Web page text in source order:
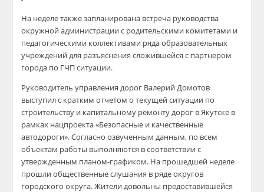
На неделе также запланирована встреча руководства
окружной администрации с родительскими комитетами и
педагогическими коллективами ряда образовательных
учреждений для разъяснения сложившейся с партнером
города по ГЧП ситуации.
Руководитель управления дорог Валерий Домотов
выступил с кратким отчетом о текущей ситуации по
строительству и капитальному ремонту дорог в Якутске в
рамках нацпроекта «Безопасные и качественные
автодороги». Согласно озвученным данным, по всем
объектам работы выполняются в соответствии с
утвержденным планом-графиком. На прошедшей неделе
прошли общественные слушания в ряде округов
городского округа. Жители довольны предоставившейся